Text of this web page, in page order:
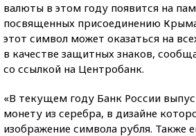
валюты в этом году появится на
посвященных присоединению
этот символ может оказаться на
в качестве защитных знаков,
со ссылкой на Центробанк.
«В текущем году Банк России
монету из серебра, в дизайне
изображение символа рубля. Также